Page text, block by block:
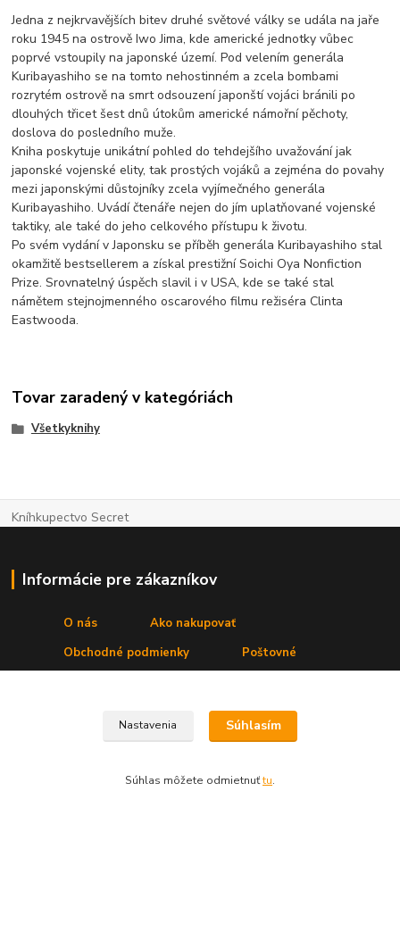
Jedna z nejkrvavějších bitev druhé světové války se udála na jaře
roku 1945 na ostrově Iwo Jima, kde americké jednotky vůbec
poprvé vstoupily na japonské území. Pod velením generála
Kuribayashiho se na tomto nehostinném a zcela bombami
rozrytém ostrově na smrt odsouzení japonští vojáci bránili po
dlouhých třicet šest dnů útokům americké námořní pěchoty,
doslova do posledního muže.
Kniha poskytuje unikátní pohled do tehdejšího uvažování jak
japonské vojenské elity, tak prostých vojáků a zejména do povahy
mezi japonskými důstojníky zcela vyjímečného generála
Kuribayashiho. Uvádí čtenáře nejen do jím uplatňované vojenské
taktiky, ale také do jeho celkového přístupu k životu.
Po svém vydání v Japonsku se příběh generála Kuribayashiho stal
okamžitě bestsellerem a získal prestižní Soichi Oya Nonfiction
Prize. Srovnatelný úspěch slavil i v USA, kde se také stal
námětem stejnojmenného oscarového filmu režiséra Clinta
Eastwooda.
Tovar zaradený v kategóriách
Všetkyknihy
Kníhkupectvo Secret
Informácie pre zákazníkov
O nás
Ako nakupovať
Obchodné podmienky
Poštovné
Kde nás nájdete
Nastavenia Súhlasím
Súhlas môžete odmietnuťtu.